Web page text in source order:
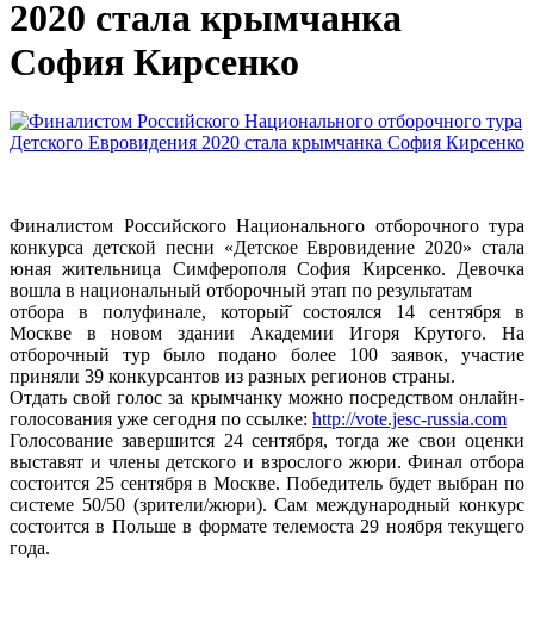
2020 стала крымчанка
София Кирсенко
Финалистом Российского Национального отборочного тура
конкурса детской песни «Детское Евровидение 2020» стала
юная жительница Симферополя София Кирсенко. Девочка
вошла в национальный отборочный этап по результатам
отбора в полуфинале, который̆ состоялся 14 сентября в
Москве в новом здании Академии Игоря Крутого. На
отборочный тур было подано более 100 заявок, участие
приняли 39 конкурсантов из разных регионов страны.
Отдать свой голос за крымчанку можно посредством онлайн-
голосования уже сегодня по ссылке: http://vote.jesc-russia.com
Голосование завершится 24 сентября, тогда же свои оценки
выставят и члены детского и взрослого жюри. Финал отбора
состоится 25 сентября в Москве. Победитель будет выбран по
системе 50/50 (зрители/жюри). Сам международный конкурс
состоится в Польше в формате телемоста 29 ноября текущего
года.